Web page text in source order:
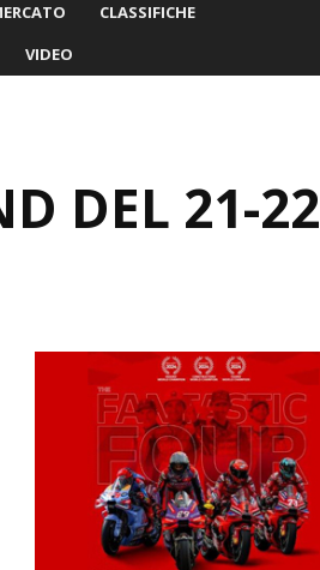
CLASSIFICHE
VIDEO
DEL 21-22